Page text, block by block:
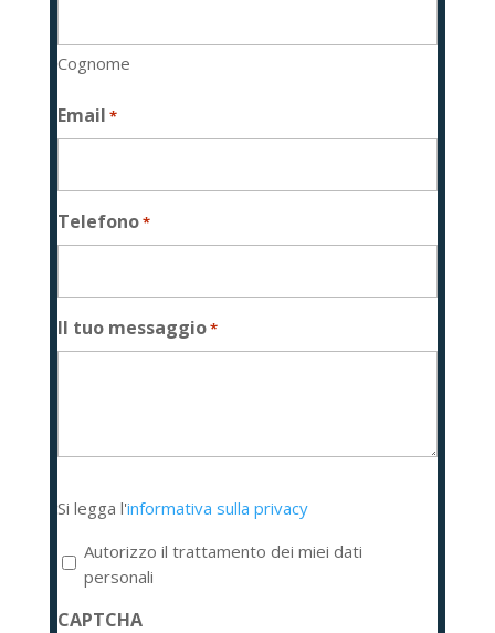
Cognome
Email *
Telefono*
Il tuo messaggio*
legga
l'informativa
sulla
privacy
*
Si legga l'informativa sulla privacy
Autorizzo il trattamento dei miei dati
personali
CAPTCHA